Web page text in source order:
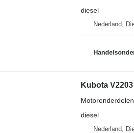
diesel
Nederland,
Kubota
diesel
Nederland,